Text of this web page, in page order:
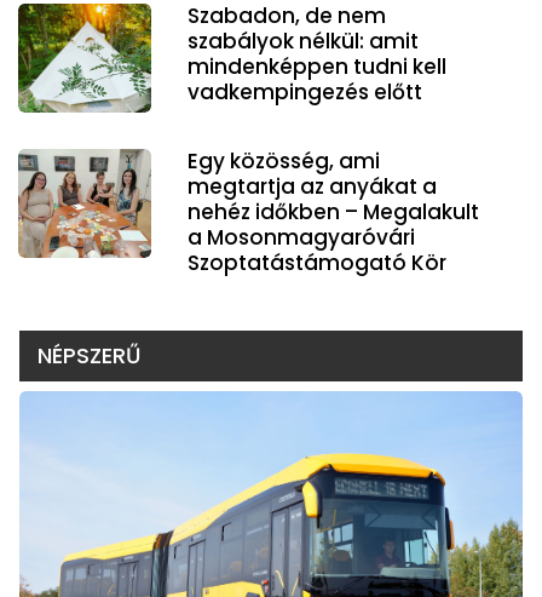
Szabadon, de nem
szabályok nélkül: amit
mindenképpen tudni kell
vadkempingezés előtt
Egy közösség, ami
megtartja az anyákat a
nehéz időkben – Megalakult
a Mosonmagyaróvári
Szoptatástámogató Kör
NÉPSZERŰ